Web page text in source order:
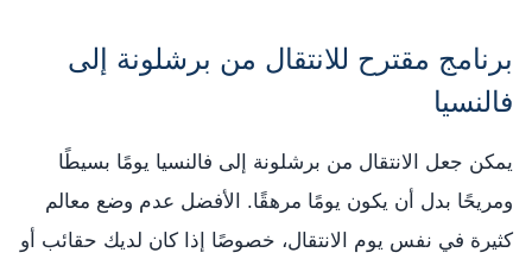
برنامج مقترح للانتقال من برشلونة إلى
فالنسيا
يمكن جعل الانتقال من برشلونة إلى فالنسيا يومًا بسيطًا
ومريحًا بدل أن يكون يومًا مرهقًا. الأفضل عدم وضع معالم
كثيرة في نفس يوم الانتقال، خصوصًا إذا كان لديك حقائب أو